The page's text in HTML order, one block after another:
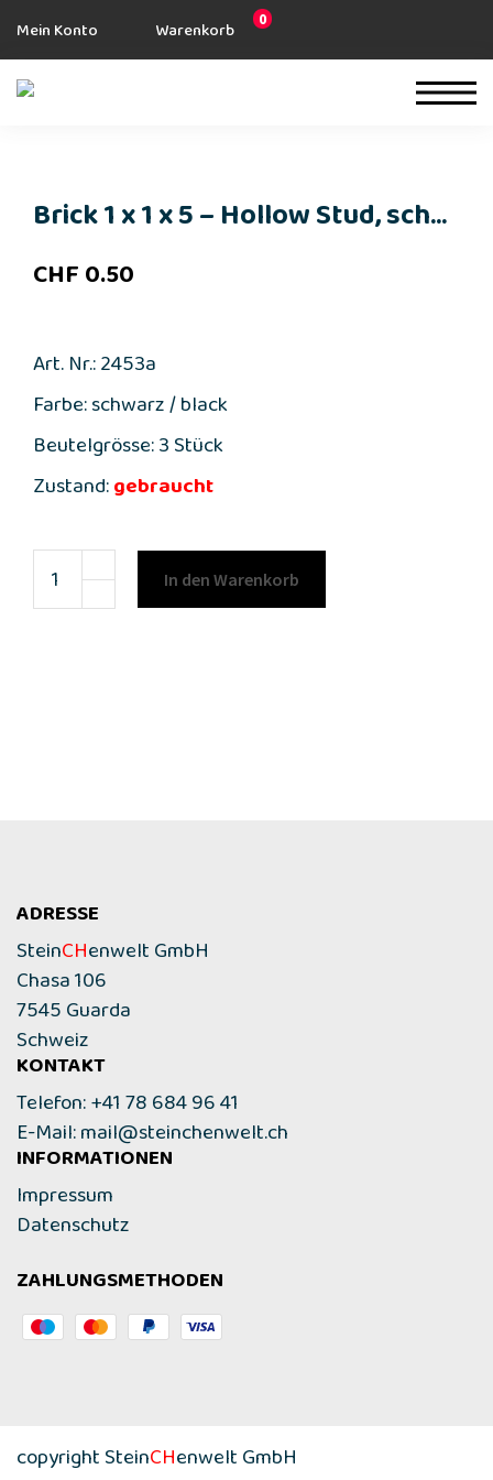
Mein Konto Warenkorb 0
Brick 1 x 1 x 5 – Hollow Stud, sch...
CHF0.50
Art. Nr.: 2453a
Farbe: schwarz / black
Beutelgrösse: 3 Stück
Zustand:gebraucht
In den Warenkorb
ADRESSE
SteinCHenwelt GmbH
Chasa 106
7545 Guarda
Schweiz
KONTAKT
Telefon: +41 78 684 96 41
E-Mail:mail@steinchenwelt.ch
INFORMATIONEN
Impressum
Datenschutz
ZAHLUNGSMETHODEN
copyright SteinCHenwelt GmbH